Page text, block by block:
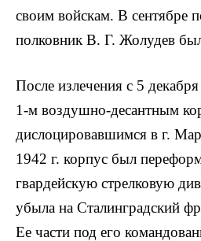
своим войскам. В сентябре
полковник В. Г. Жолудев
После излечения с 5
1-м воздушно-десантным
дислоцировавшимся в г.
1942 г. корпус был
гвардейскую стрелковую
убыла на Сталинградский
Ее части под его